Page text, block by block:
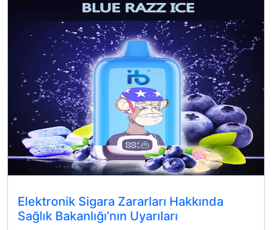
Elektronik Sigara Zararları Hakkında
Sağlık Bakanlığı’nın Uyarıları